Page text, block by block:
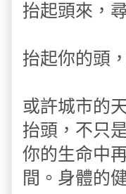
抬起頭來，
抬起你的頭
或許城市的
抬頭，不只
你的生命中
間。身體的